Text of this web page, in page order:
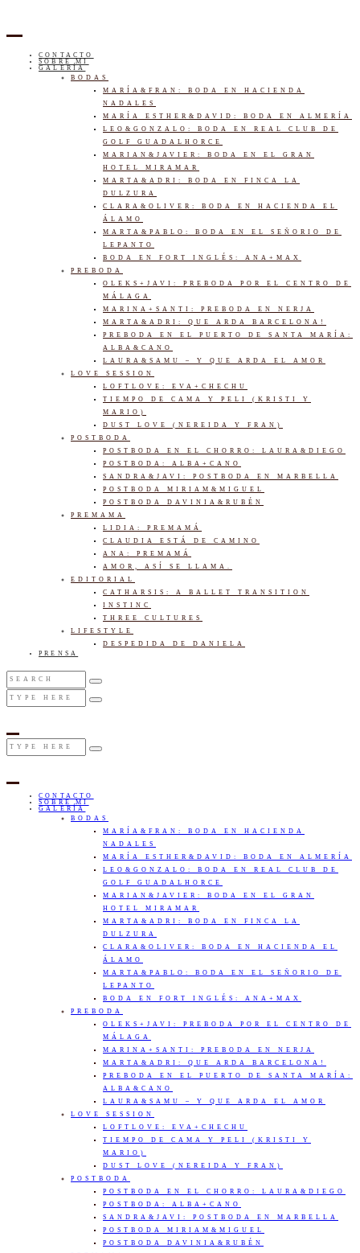
CONTACTO
SOBRE MI
GALERÍA
BODAS
MARÍA&FRAN: BODA EN HACIENDA
NADALES
MARÍA ESTHER&DAVID: BODA EN ALMERÍA
LEO&GONZALO: BODA EN REAL CLUB DE
GOLF GUADALHORCE
MARIAN&JAVIER: BODA EN EL GRAN
HOTEL MIRAMAR
MARTA&ADRI: BODA EN FINCA LA
DULZURA
CLARA&OLIVER: BODA EN HACIENDA EL
ÁLAMO
MARTA&PABLO: BODA EN EL SEÑORIO DE
LEPANTO
BODA EN FORT INGLÉS: ANA+MAX
PREBODA
OLEKS+JAVI: PREBODA POR EL CENTRO DE
MÁLAGA
MARINA+SANTI: PREBODA EN NERJA
MARTA&ADRI: QUE ARDA BARCELONA!
PREBODA EN EL PUERTO DE SANTA MARÍA:
ALBA&CANO
LAURA&SAMU – Y QUE ARDA EL AMOR
LOVE SESSION
LOFTLOVE: EVA+CHECHU
TIEMPO DE CAMA Y PELI (KRISTI Y
MARIO)
DUST LOVE (NEREIDA Y FRAN)
POSTBODA
POSTBODA EN EL CHORRO: LAURA&DIEGO
POSTBODA: ALBA+CANO
SANDRA&JAVI: POSTBODA EN MARBELLA
POSTBODA MIRIAM&MIGUEL
POSTBODA DAVINIA&RUBÉN
PREMAMA
LIDIA: PREMAMÁ
CLAUDIA ESTÁ DE CAMINO
ANA: PREMAMÁ
AMOR, ASÍ SE LLAMA.
EDITORIAL
CATHARSIS: A BALLET TRANSITION
INSTINC
THREE CULTURES
LIFESTYLE
DESPEDIDA DE DANIELA
PRENSA
CONTACTO
SOBRE MI
GALERÍA
BODAS
MARÍA&FRAN: BODA EN HACIENDA
NADALES
MARÍA ESTHER&DAVID: BODA EN ALMERÍA
LEO&GONZALO: BODA EN REAL CLUB DE
GOLF GUADALHORCE
MARIAN&JAVIER: BODA EN EL GRAN
HOTEL MIRAMAR
MARTA&ADRI: BODA EN FINCA LA
DULZURA
CLARA&OLIVER: BODA EN HACIENDA EL
ÁLAMO
MARTA&PABLO: BODA EN EL SEÑORIO DE
LEPANTO
BODA EN FORT INGLÉS: ANA+MAX
PREBODA
OLEKS+JAVI: PREBODA POR EL CENTRO DE
MÁLAGA
MARINA+SANTI: PREBODA EN NERJA
MARTA&ADRI: QUE ARDA BARCELONA!
PREBODA EN EL PUERTO DE SANTA MARÍA:
ALBA&CANO
LAURA&SAMU – Y QUE ARDA EL AMOR
LOVE SESSION
LOFTLOVE: EVA+CHECHU
TIEMPO DE CAMA Y PELI (KRISTI Y
MARIO)
DUST LOVE (NEREIDA Y FRAN)
POSTBODA
POSTBODA EN EL CHORRO: LAURA&DIEGO
POSTBODA: ALBA+CANO
SANDRA&JAVI: POSTBODA EN MARBELLA
POSTBODA MIRIAM&MIGUEL
POSTBODA DAVINIA&RUBÉN